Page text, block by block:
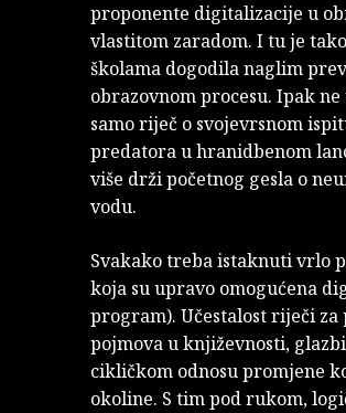
proponente digitalizacije u
vlastitom zaradom. I tu je
školama dogodila naglim
obrazovnom procesu. Ipak
samo riječ o svojevrsnom
predatora u hranidbenom
više drži početnog gesla o
vodu.
Svakako treba istaknuti vrlo
koja su upravo omogućena
program). Učestalost riječi
pojmova u književnosti,
cikličkom odnosu promjene
okoline. S tim pod rukom,